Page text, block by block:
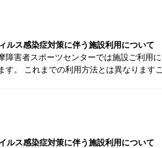
ルス感染症対策に伴う施設利用について
障害者スポーツセンターでは施設ご利用に
。 これまでの利用方法とは異なりますこ
ルス感染症対策に伴う施設利用について